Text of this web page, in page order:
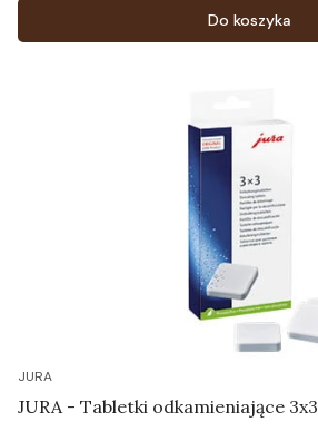
Do koszyka
JURA
JURA - Tabletki odkamieniające 3x3